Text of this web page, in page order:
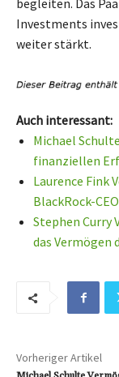
Investments
weiter stärkt.
Auch interessant:
Michael
finanziellen
Laurence Fink
BlackRock-
Stephen Curry
das Vermögen
Vorheriger Artikel